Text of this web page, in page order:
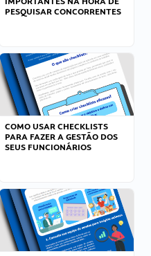
PESQUISAR CONCORRENTES
COMO USAR CHECKLISTS
PARA FAZER A GESTÃO DOS
SEUS FUNCIONÁRIOS